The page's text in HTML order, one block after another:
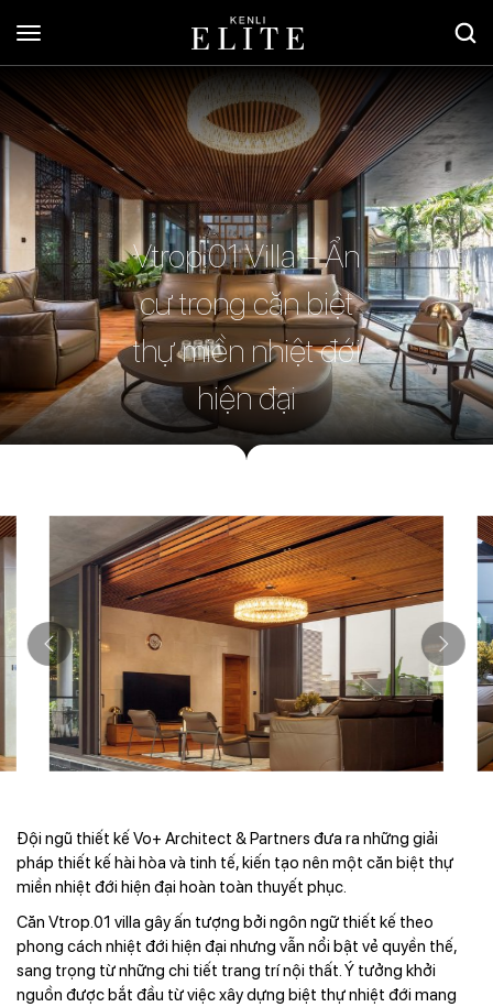
Vtrop.01 Villa – Ẩn
cư trong căn biệt
thự miền nhiệt đới
hiện đại
Đội ngũ thiết kế Vo+ Architect & Partners đưa ra những giải
pháp thiết kế hài hòa và tinh tế, kiến tạo nên một căn biệt thự
miền nhiệt đới hiện đại hoàn toàn thuyết phục.
Căn Vtrop.01 villa gây ấn tượng bởi ngôn ngữ thiết kế theo
phong cách nhiệt đới hiện đại nhưng vẫn nổi bật vẻ quyền thế,
sang trọng từ những chi tiết trang trí nội thất. Ý tưởng khởi
nguồn được bắt đầu từ việc xây dựng biệt thự nhiệt đới mang